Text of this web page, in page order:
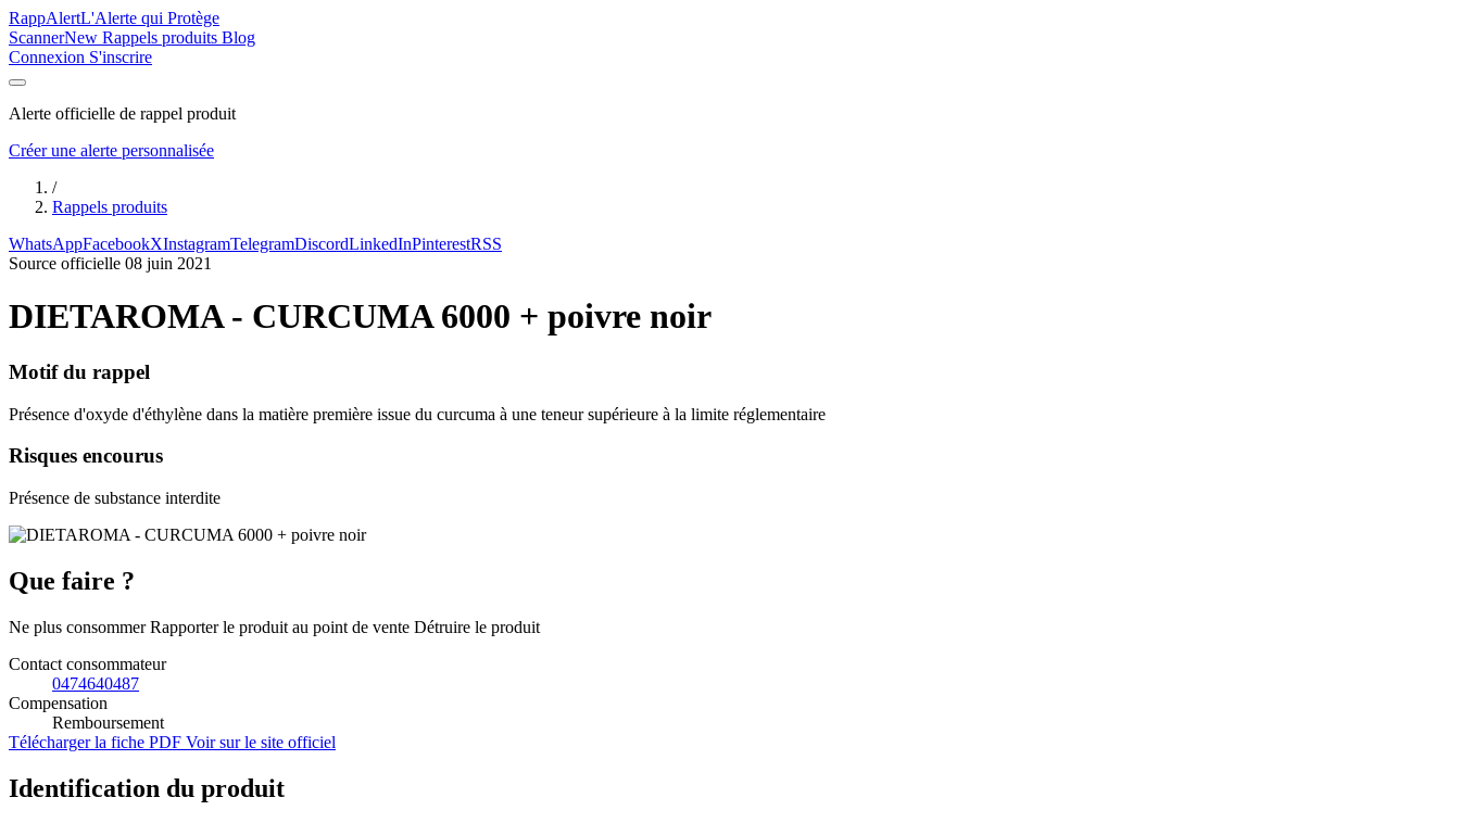
RappAlertL'Alerte qui Protège
ScannerNew Rappels produits Blog
Connexion S'inscrire
Alerte officielle de rappel produit
Créer une alerte personnalisée
/
Rappels produits
WhatsAppFacebookXInstagramTelegramDiscordLinkedInPinterestRSS
Source officielle 08 juin 2021
DIETAROMA - CURCUMA 6000 + poivre noir
Motif du rappel
Présence d'oxyde d'éthylène dans la matière première issue du curcuma à une teneur supérieure à la limite réglementaire
Risques encourus
Présence de substance interdite
Que faire ?
Ne plus consommer Rapporter le produit au point de vente Détruire le produit
Contact consommateur
0474640487
Compensation
Remboursement
Télécharger la fiche PDF Voir sur le site officiel
Identification du produit